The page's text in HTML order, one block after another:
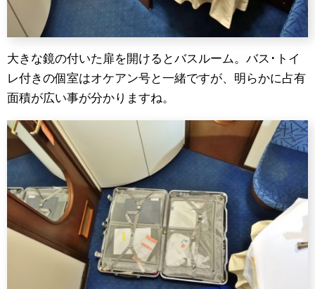
大きな鏡の付いた扉を開けるとバスルーム。バス･トイ
レ付きの個室はオケアン号と一緒ですが、明らかに占有
面積が広い事が分かりますね。